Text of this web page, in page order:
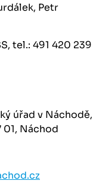
Petr
tel.: 491 420 239
úřad v Náchodě,
01, Náchod